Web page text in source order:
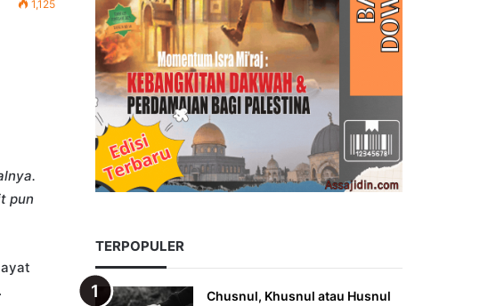
1,125
pun
TERPOPULER
Chusnul, Khusnul atau Husnul